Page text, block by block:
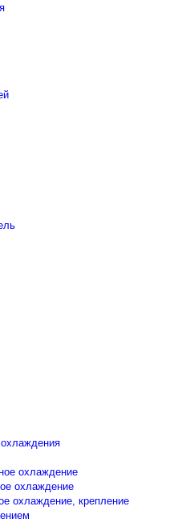
охлаждение
охлаждение
охлаждение, крепление